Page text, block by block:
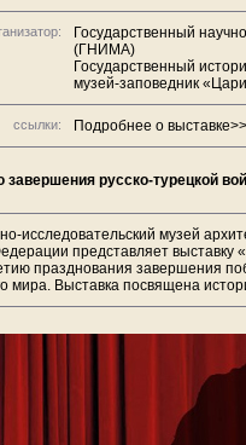
Государственный
(ГНИМА)
Государственный
музей-заповедник
ссылки: Подробнее о
завершения русско-турецкой
исследовательский музей
представляет
празднования завершения
мира. Выставка посвящена